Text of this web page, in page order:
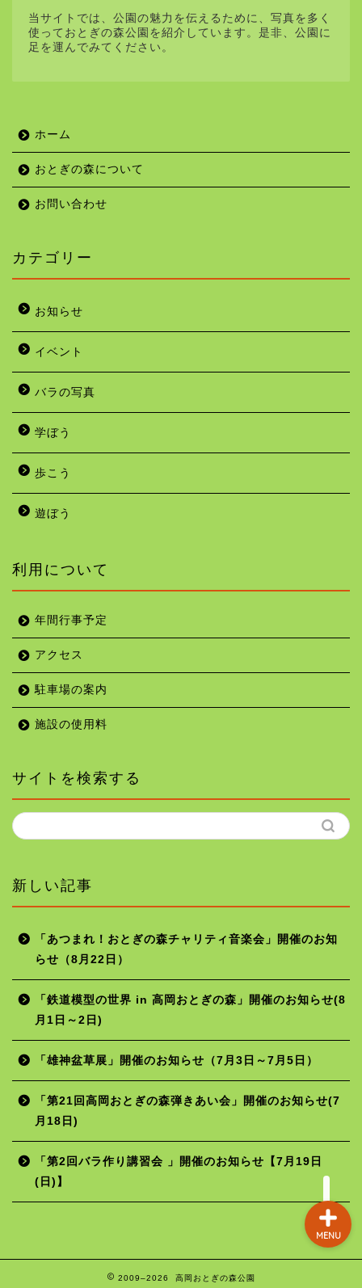
当サイトでは、公園の魅力を伝えるために、写真を多く
使っておとぎの森公園を紹介しています。是非、公園に
足を運んでみてください。
ホーム
おとぎの森について
お問い合わせ
カテゴリー
お知らせ
イベント
バラの写真
学ぼう
歩こう
遊ぼう
利用について
年間行事予定
アクセス
駐車場の案内
施設の使用料
サイトを検索する
新しい記事
「あつまれ！おとぎの森チャリティ音楽会」開催のお知
らせ（8月22日）
「鉄道模型の世界 in 高岡おとぎの森」開催のお知らせ(8
月1日～2日)
「雄神盆草展」開催のお知らせ（7月3日～7月5日）
「第21回高岡おとぎの森弾きあい会」開催のお知らせ(7
月18日)
「第2回バラ作り講習会 」開催のお知らせ【7月19日
(日)】
2009–2026 高岡おとぎの森公園
MENU
ホーム
年間行事予定
施設の使用料